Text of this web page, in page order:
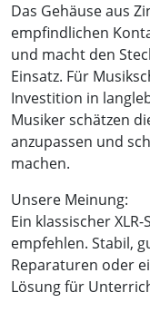
Das Gehäuse aus
empfindlichen
und macht den
Einsatz. Für
Investition in
Musiker schätzen
anzupassen und
machen.
Unsere Meinung:
Ein klassischer
empfehlen. Stabil,
Reparaturen oder
Lösung für